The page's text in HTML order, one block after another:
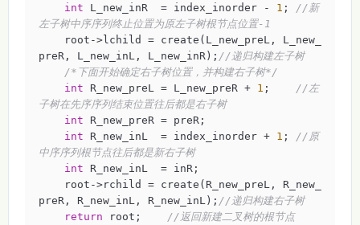
int L_new_inR  = index_inorder - 1 ;
//新
左子树中序序列终止位置为原左子树根节点位置-1
root->lchild = create(L_new_preL, L_new_
preR, L_new_inL, L_new_inR); //递归构建左子树
/*下面开始确定右子树位置，并构建右子树*/
int R_new_preL = L_new_preR + 1 ;
//左
子树在先序序列结束位置往后都是右子树
int R_new_preR = preR;
int R_new_inL  = index_inorder + 1 ;
//原
中序序列根节点往后都是新右子树
int R_new_inL  = inR;
root->rchild = create(R_new_preL, R_new_
preR, R_new_inL, R_new_inL); //递归构建右子树
return root;
//返回新建二叉树的根节点